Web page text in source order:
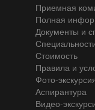
Приемная
Полная
Документы и
Стоимость
Правила и
Фото-
Аспирантура
Видео-